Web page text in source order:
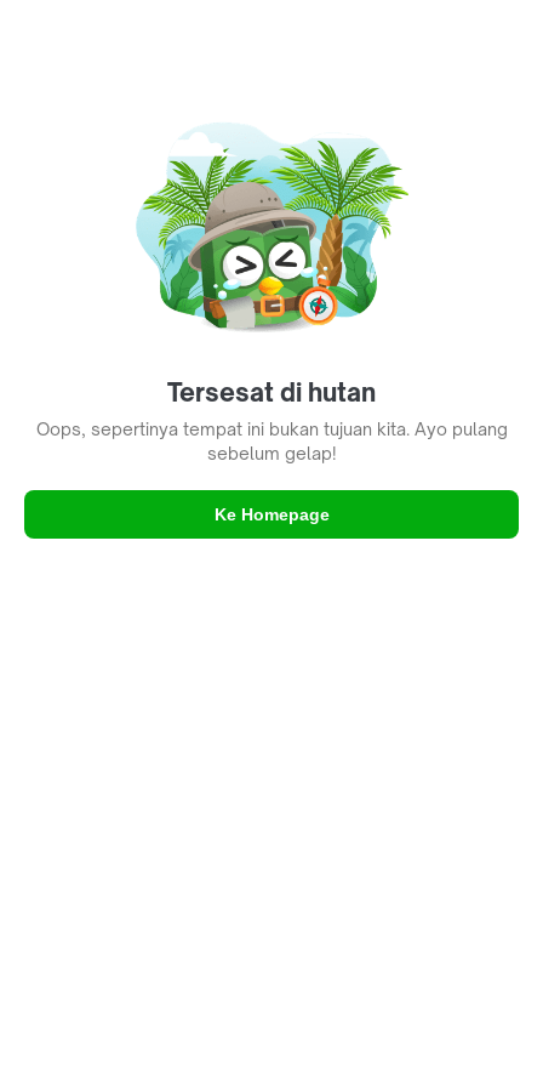
Tersesat di hutan
Oops, sepertinya tempat ini bukan tujuan kita. Ayo pulang
sebelum gelap!
Ke Homepage